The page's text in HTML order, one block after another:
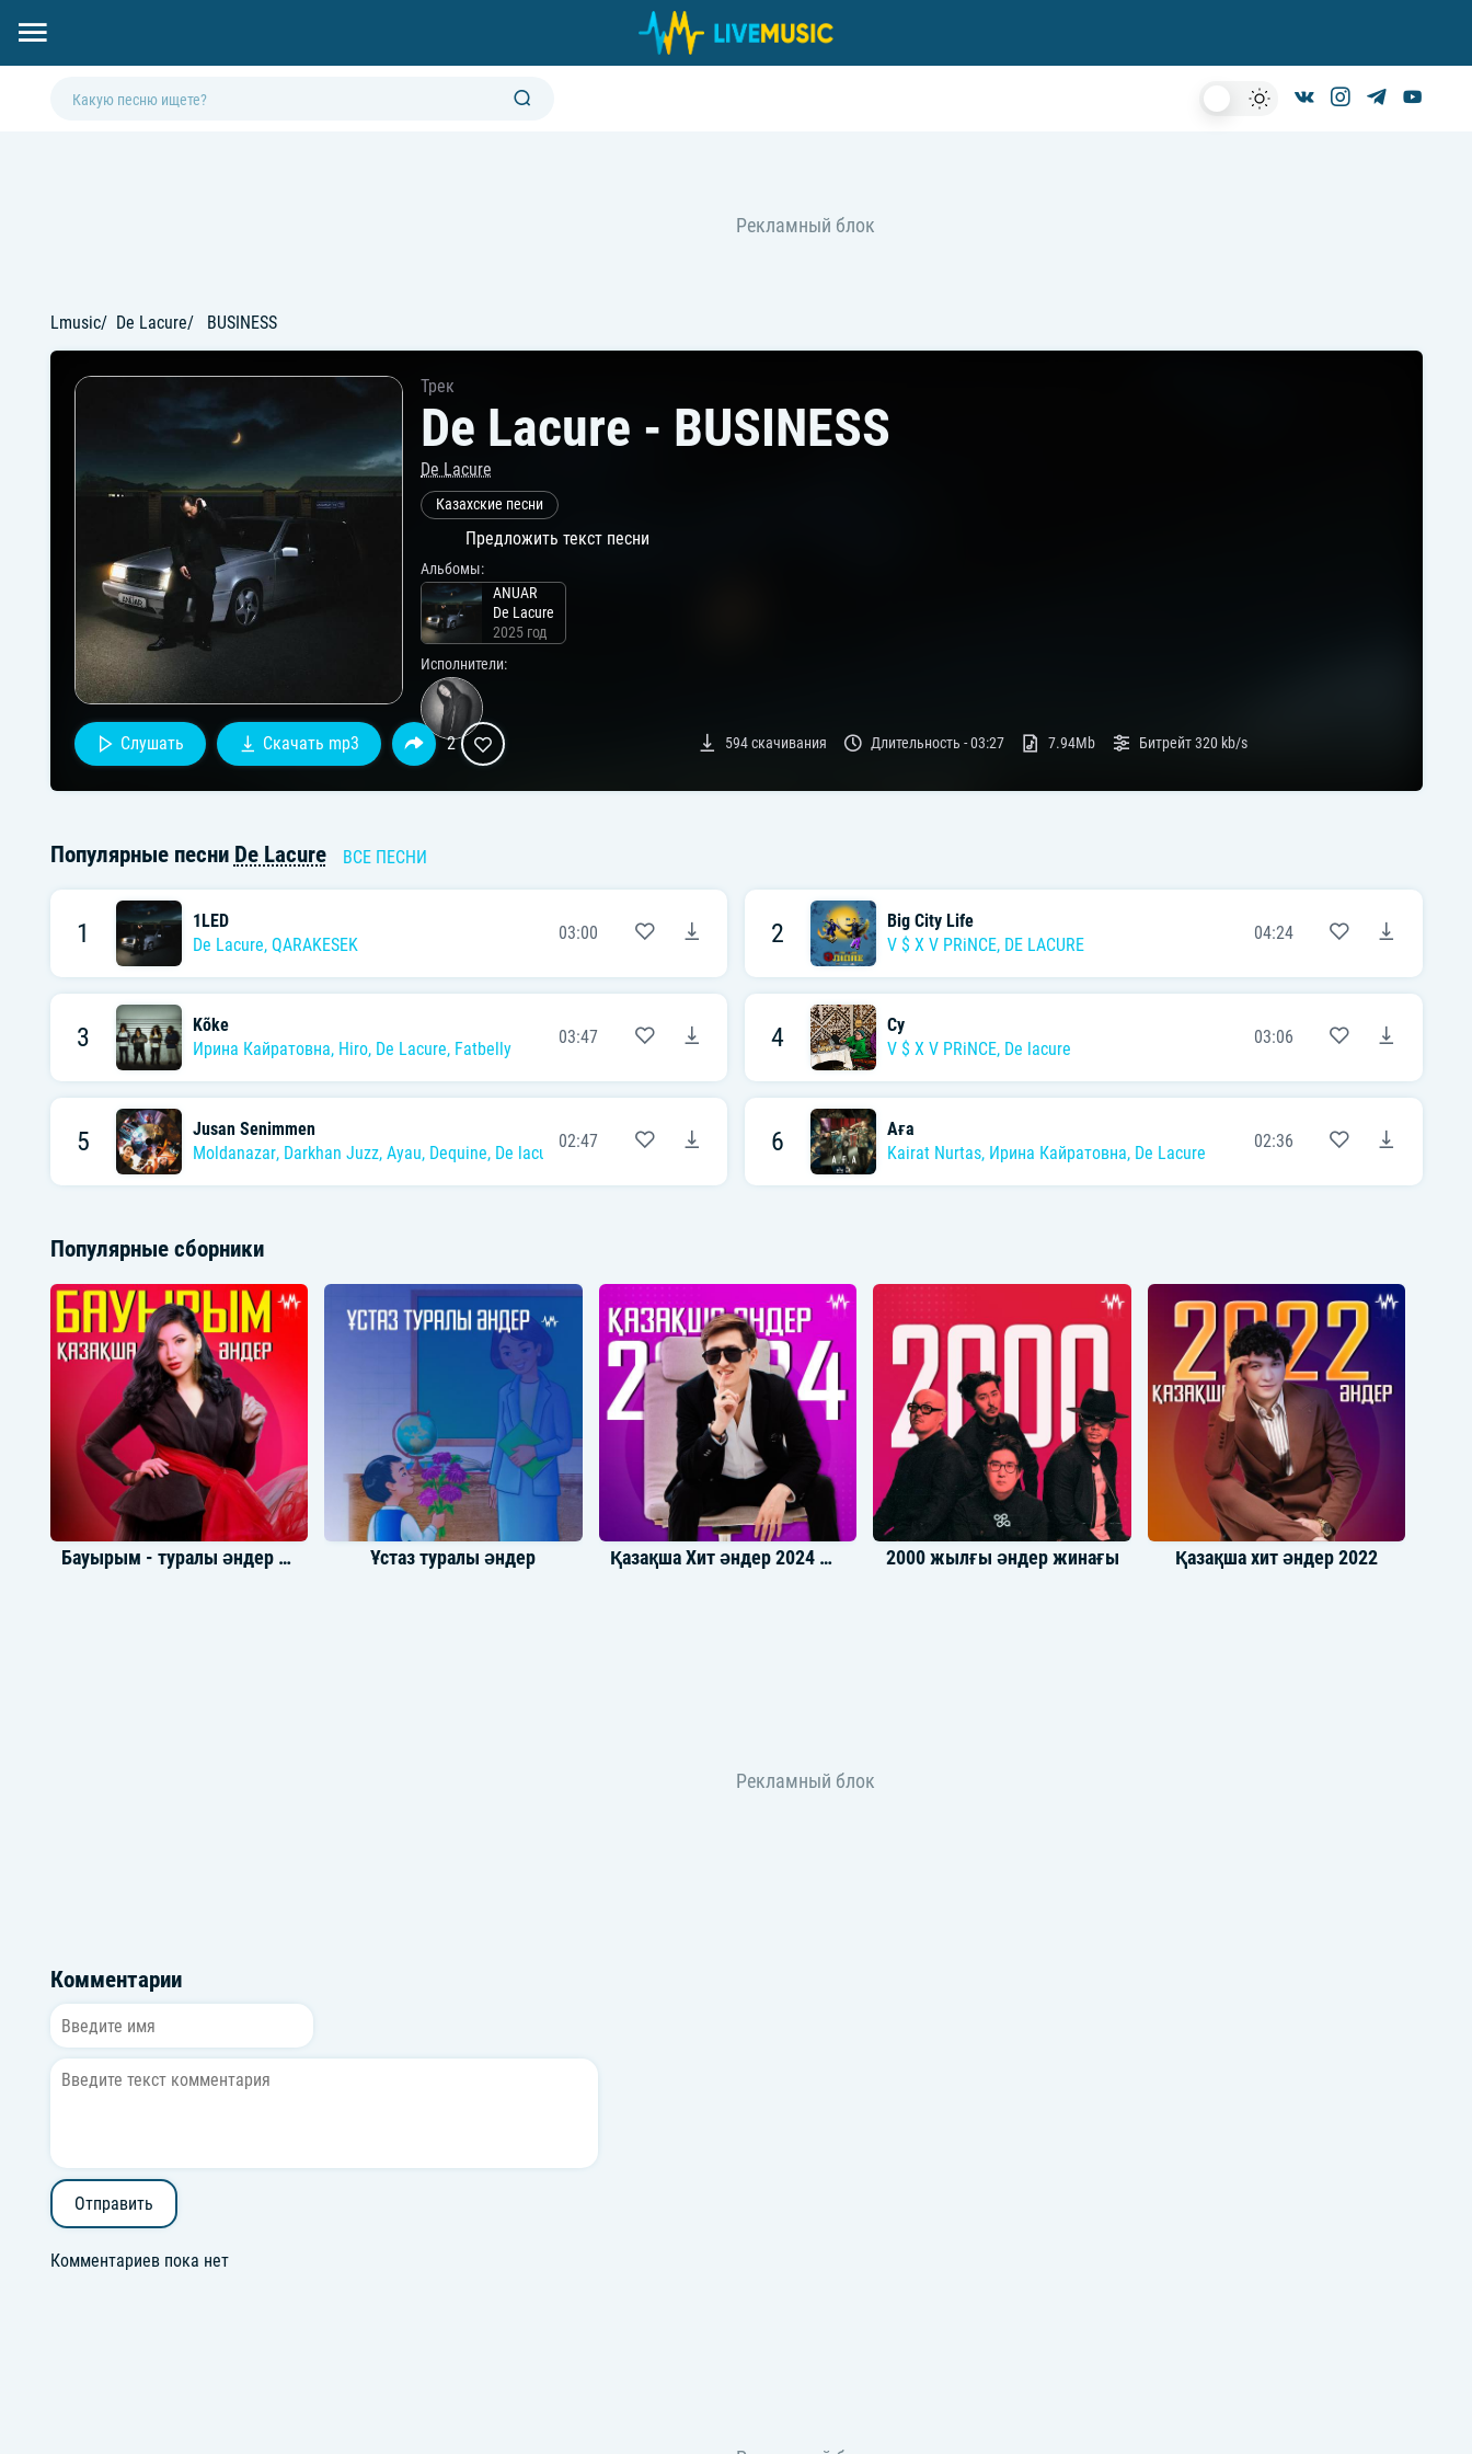
Lmusic De Lacure BUSINESS
Трек
De Lacure - BUSINESS
De Lacure
Казахские песни
Предложить текст песни
Альбомы:
ANUAR
De Lacure
2025 год
Исполнители:
Слушать Скачать mp3 2 594скачивания Длительность -03:27 7.94Mb Битрейт320 kb/s
Популярные песни De Lacure ВСЕ ПЕСНИ
1
1LED
De Lacure, QARAKESEK
03:00 2
Big City Life
V $ X V PRiNCE, DE LACURE
04:24
3
Kõke
Ирина Кайратовна, Hiro, De Lacure, Fatbelly
03:47 4
Су
V $ X V PRiNCE, De lacure
03:06
5
Jusan Senimmen
Moldanazar, Darkhan Juzz, Ayau, Dequine, De lacure,Aldiyar
02:47 6
Аға
Kairat Nurtas, Ирина Кайратовна, De Lacure
02:36
Популярные сборники
Бауырым - туралы әндер жинағы Ұстаз туралы әндер Қазақша Хит әндер 2024 жылғы 2000 жылғы әндер жинағы Қазақша хит әндер 2022
Комментарии
Отправить
Комментариев пока нет